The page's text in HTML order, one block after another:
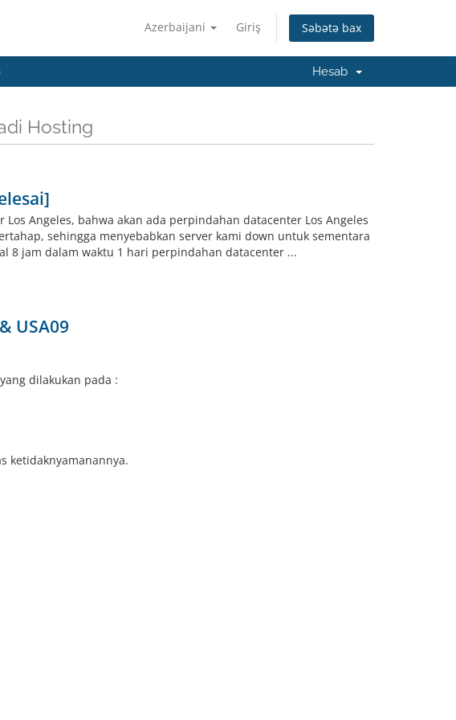
Azerbaijani Giriş Səbətə bax
Hesab
Hosting
Angeles, bahwa akan ada perpindahan datacenter Los Angeles
sehingga menyebabkan server kami down untuk sementara
8 jam dalam waktu 1 hari perpindahan datacenter ...
USA09
dilakukan pada :
ketidaknyamanannya.